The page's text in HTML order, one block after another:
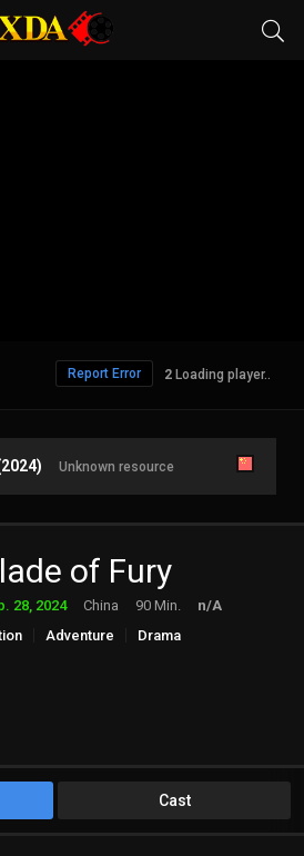
1 Loading player..
Report Error
Unknown resource
of Fury
28, 2024 China 90 Min.
n/A
Adventure Drama
Cast